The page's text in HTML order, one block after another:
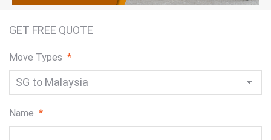
GET FREE QUOTE
Move Types *
Name *